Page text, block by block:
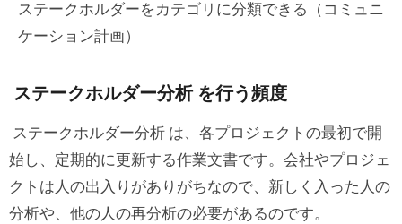
ステークホルダーをカテゴリに分類できる（コミュニ
ケーション計画）
ステークホルダー分析 を行う頻度
ステークホルダー分析 は、各プロジェクトの最初で開
始し、定期的に更新する作業文書です。会社やプロジェ
クトは人の出入りがありがちなので、新しく入った人の
分析や、他の人の再分析の必要があるのです。